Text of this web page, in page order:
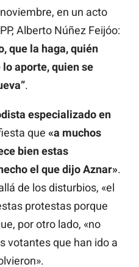
en un acto
Alberto Núñez Feijóo:
que la haga, quién
aporte, quien se
.
especializado en
que «a muchos
bien estas
el que dijo Aznar».
de los disturbios, «el
protestas porque
por otro lado, «no
votantes que han ido a